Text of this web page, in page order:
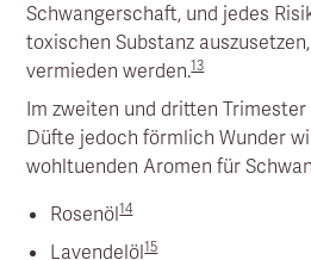
Schwangerschaft, und jedes
toxischen Substanz
vermieden werden.13
Im zweiten und dritten
Düfte jedoch förmlich Wunder
wohltuenden Aromen für
Rosenöl14
Lavendelöl15